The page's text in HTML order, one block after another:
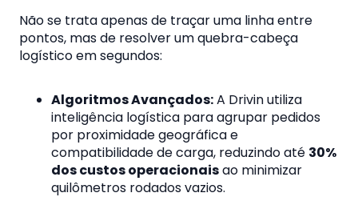
Não se trata apenas de traçar uma linha entre
pontos, mas de resolver um quebra-cabeça
logístico em segundos:
Algoritmos Avançados:A Drivin utiliza
inteligência logística para agrupar pedidos
por proximidade geográfica e
compatibilidade de carga, reduzindo até 30%
dos custos operacionaisao minimizar
quilômetros rodados vazios.